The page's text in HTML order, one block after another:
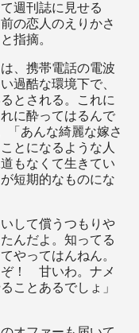
週刊誌に見せる
の恋人のえりかさ
指摘。
、携帯電話の電波
過酷な環境下で、
とされる。これに
に酔ってはるんで
「あんな綺麗な嫁さ
とになるような人
もなくて生きてい
短期的なものにな
して償うつもりや
んだよ。知ってる
やってはんねん。
ぞ！ 甘いわ。ナメ
ことあるでしょ」